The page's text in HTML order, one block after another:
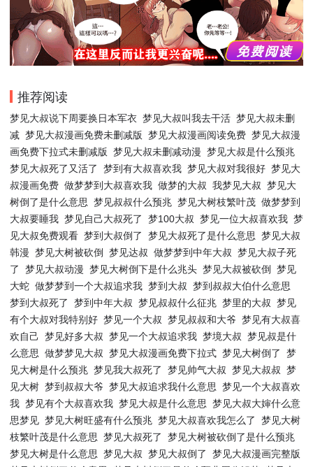
推荐阅读
梦见大叔说下周要换日本军衣 梦见大叔叫我去干活 梦见大叔未删
减 梦见大叔漫画免费未删减版 梦见大叔漫画阅读免费 梦见大叔漫
画免费下拉式未删减版 梦见大叔未删减动漫 梦见大叔是什么预兆
梦见大叔死了又活了
梦到有大叔喜欢我 梦见大叔对我很好 梦见大
叔漫画免费 做梦梦到大叔喜欢我 做梦的大叔 我梦见大叔 梦见大
树倒了是什么意思 梦见叔叔什么预兆 梦见大树枝繁叶茂 做梦梦到
大叔要睡我 梦见自己大叔死了 梦100大叔 梦见一位大叔喜欢我 梦
见大叔免费观看 梦到大叔倒了 梦见大叔死了是什么意思 梦见大叔
韩漫 梦见大树被砍倒 梦见达叔 做梦梦到中年大叔 梦见大叔子死
了
梦见大叔动漫 梦见大树倒下是什么兆头 梦见大叔被砍倒
梦见
大蛇 做梦梦到一个大叔追求我 梦到大叔 梦到叔叔大伯什么意思
梦到大叔死了
梦到中年大叔 梦见叔叔什么征兆 梦里的大叔 梦见
有个大叔对我特别好 梦见一个大叔 梦见叔叔和大爷 梦见有大叔喜
欢自己 梦见好多大叔 梦见一个大叔追求我 梦境大叔 梦见叔是什
么意思 做梦梦见大叔 梦见大叔漫画免费下拉式 梦见大树倒了
梦
见大树是什么预兆 梦见我大叔死了 梦见帅气大叔 梦见大叔叔 梦
见大树 梦到叔叔大爷 梦见大叔追求我什么意思 梦见一个大叔喜欢
我 梦见有个大叔喜欢我 梦见大叔是什么意思 梦见大叔大婶什么意
思梦见 梦见大树旺盛有什么预兆 梦见大叔喜欢我怎么了
梦见大树
枝繁叶茂是什么意思 梦见大叔死了
梦见大树被砍倒了是什么预兆
梦见大树是什么意思 梦见大叔 梦见大叔倒了
梦见大叔漫画完整版